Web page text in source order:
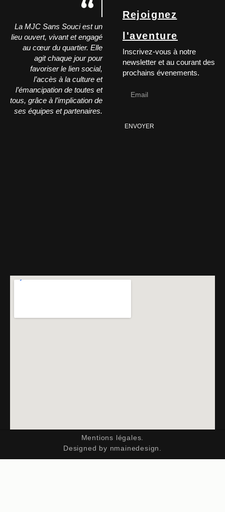
La MJC Sans Souci est un
lieu ouvert, vivant et engagé
au cœur du quartier. Elle
agit chaque jour pour
favoriser le lien social,
l’accès à la culture et
l’émancipation de toutes et
tous, grâce à l’implication de
ses équipes et partenaires.
Rejoignez
l'aventure
Inscrivez-vous à notre
newsletter et au courant des
prochains évenements.
ENVOYER
Designed by nmainedesign.
Mentions légales.